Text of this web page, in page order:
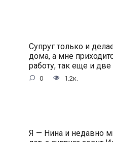
Супруг только и
дома, а мне
работу, так еще и
0 1.2к.
Я — Нина и недавно